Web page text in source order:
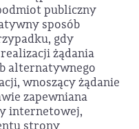
publiczny
sposób
gdy
żądania
alternatywnego
wnoszący żądanie
zapewniana
internetowej,